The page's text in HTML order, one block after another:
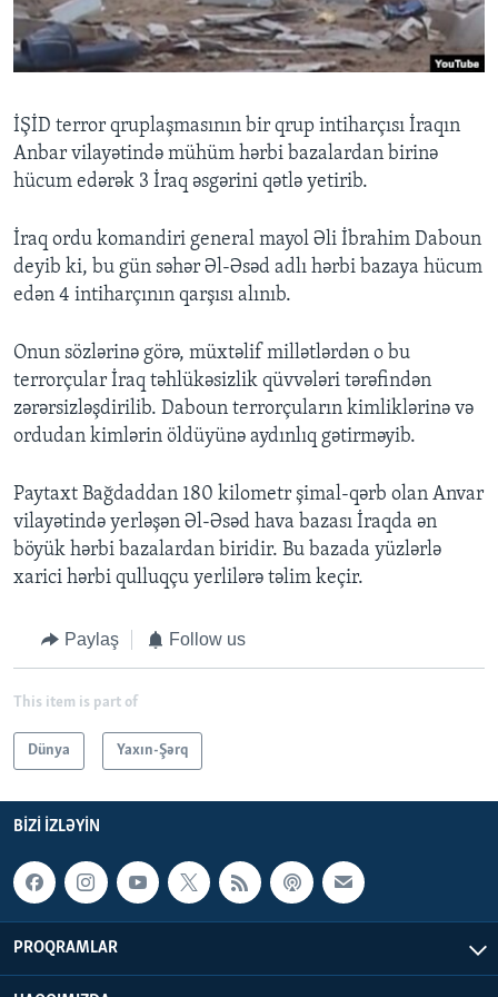
BIZI IZLƏYIN
Dillər
İŞİD terror qruplaşmasının bir qrup intiharçısı İraqın
Anbar vilayətində mühüm hərbi bazalardan birinə
hücum edərək 3 İraq əsgərini qətlə yetirib.
İraq ordu komandiri general mayol Əli İbrahim Daboun
deyib ki, bu gün səhər Əl-Əsəd adlı hərbi bazaya hücum
edən 4 intiharçının qarşısı alınıb.
Onun sözlərinə görə, müxtəlif millətlərdən o bu
terrorçular İraq təhlükəsizlik qüvvələri tərəfindən
zərərsizləşdirilib. Daboun terrorçuların kimliklərinə və
ordudan kimlərin öldüyünə aydınlıq gətirməyib.
Paytaxt Bağdaddan 180 kilometr şimal-qərb olan Anvar
vilayətində yerləşən Əl-Əsəd hava bazası İraqda ən
böyük hərbi bazalardan biridir. Bu bazada yüzlərlə
xarici hərbi qulluqçu yerlilərə təlim keçir.
Paylaş Follow us
This item is part of
Dünya Yaxın-Şərq
BIZI IZLƏYIN
PROQRAMLAR